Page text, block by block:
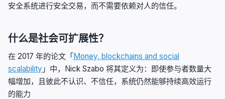
安全系统进行安全交易，而不需要依赖对人的信任。
什么是社会可扩展性？
在 2017 年的论文「Money, blockchains and social
scalability 」中，Nick Szabo 将其定义为：即使参与者数量大
幅增加，且彼此不认识、不信任，系统仍然能够持续高效运行
的能力